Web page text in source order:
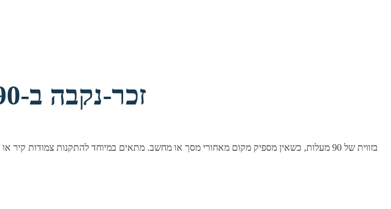
מתאם DVI זכר-נקבה ב-90 מעלות 24+5 פינים מוזהב